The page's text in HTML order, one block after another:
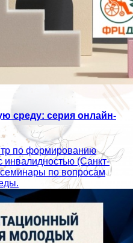
среду: серия онлайн-
по формированию
инвалидностью (Санкт-
по вопросам